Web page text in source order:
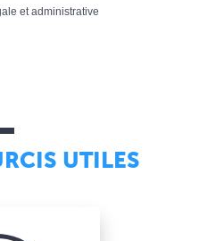
et administrative
UTILES